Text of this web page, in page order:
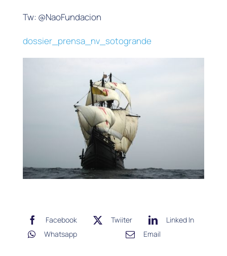
Tw: @NaoFundacion
dossier_prensa_nv_sotogrande
Facebook Twiiter
Linked In
Whatsapp
Email